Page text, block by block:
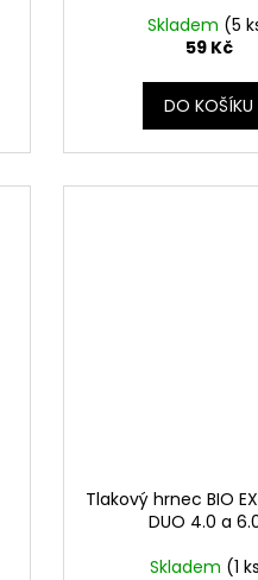
Skladem (5
59 Kč
DO KOŠÍKU
Tlakový hrnec BIO
DUO 4.0 a
Skladem (1